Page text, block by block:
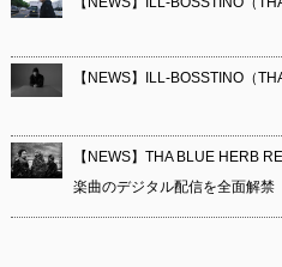
【NEWS】ILL-BOSSTINO（
【NEWS】THA BLUE HERB
楽曲のデジタル配信を全面解禁